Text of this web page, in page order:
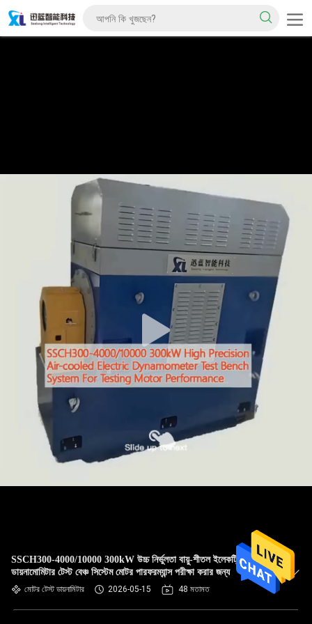
SSCH300-4000/10000 300kW উচ্চ নির্ভুলতা বায়ু-শীতল ইলেকট্রিক
ডায়নামোমিটার টেস্ট বেঞ্চ সিস্টেম মোটর পারফরম্যান্স পরীক্ষা করার জন্য
মোটর টেস্ট ডায়নামিটার 2026-05-15 48 মতামত